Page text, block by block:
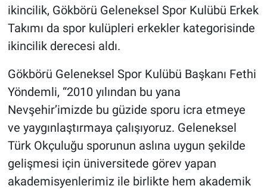
ikincilik, Gökbörü Geleneksel Spor Kulübü Erkek
Takımı da spor kulüpleri erkekler kategorisinde
ikincilik derecesi aldı.
Gökbörü Geleneksel Spor Kulübü Başkanı Fethi
Yöndemli, “2010 yılından bu yana
Nevşehir’imizde bu güzide sporu icra etmeye
ve yaygınlaştırmaya çalışıyoruz. Geleneksel
Türk Okçuluğu sporunun aslına uygun şekilde
gelişmesi için üniversitede görev yapan
akademisyenlerimiz ile birlikte hem akademik